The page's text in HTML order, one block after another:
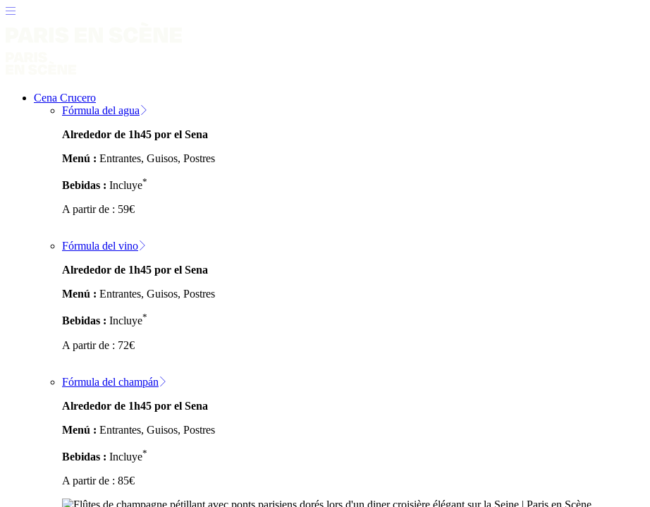
Cena Crucero
Fórmula del agua
Alrededor de 1h45 por el Sena
Menú : Entrantes, Guisos, Postres
Bebidas : Incluye*
A partir de : 59€
Fórmula del vino
Alrededor de 1h45 por el Sena
Menú : Entrantes, Guisos, Postres
Bebidas : Incluye*
A partir de : 72€
Fórmula del champán
Alrededor de 1h45 por el Sena
Menú : Entrantes, Guisos, Postres
Bebidas : Incluye*
A partir de : 85€